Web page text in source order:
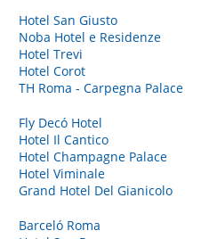
Hotel San Giusto
Noba Hotel e Residenze
Hotel Trevi
Hotel Corot
TH Roma - Carpegna Palace
Fly Decó Hotel
Hotel Il Cantico
Hotel Champagne Palace
Hotel Viminale
Grand Hotel Del Gianicolo
Barceló Roma